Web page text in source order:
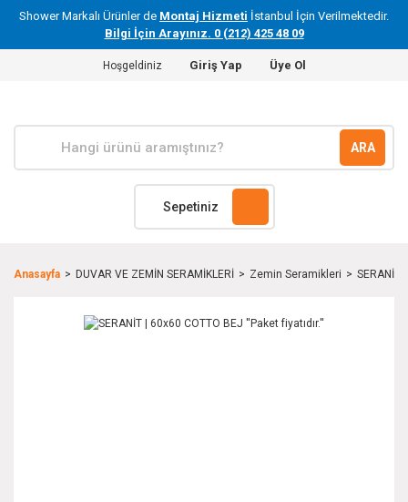
Shower Markalı Ürünler de Montaj Hizmeti İstanbul İçin Verilmektedir.
Bilgi İçin Arayınız. 0 (212) 425 48 09
Hoşgeldiniz Giriş Yap Üye Ol
ARA
Sepetiniz
Anasayfa DUVAR VE ZEMİN SERAMİKLERİ Zemin Seramikleri SERANİT